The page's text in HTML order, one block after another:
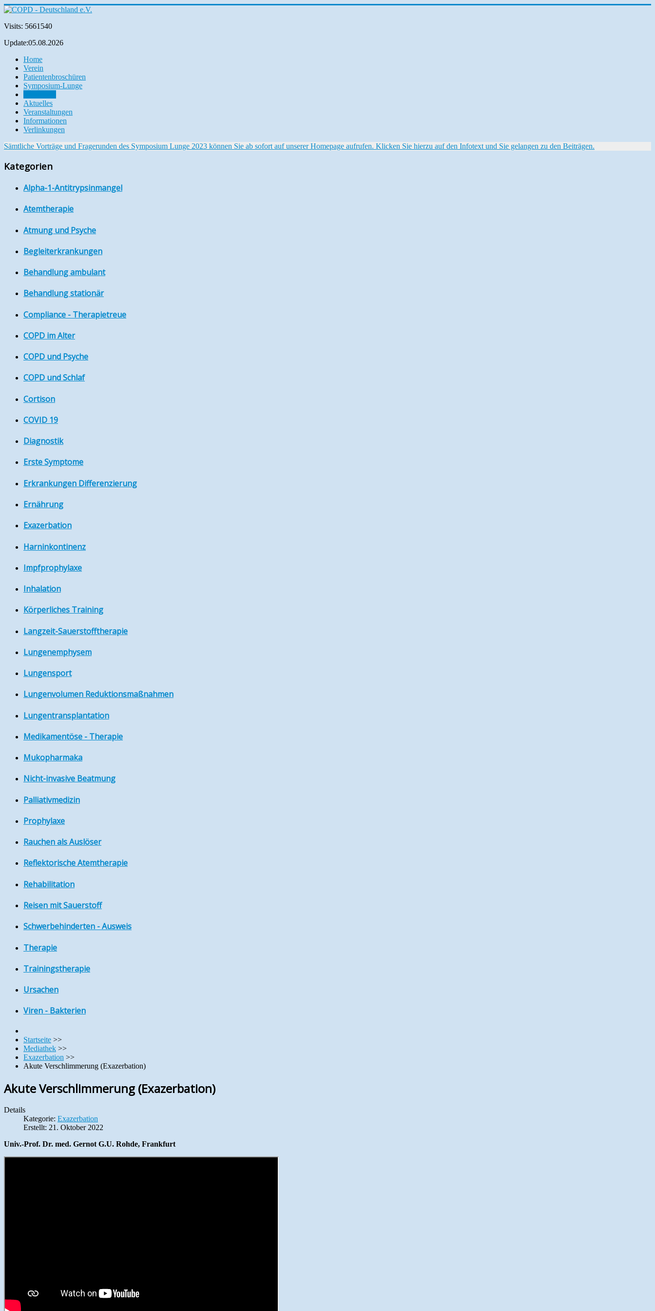
Visits: 5661540
Update:05.08.2026
Home
Verein
Patientenbroschüren
Symposium-Lunge
Aktuelles
Veranstaltungen
Informationen
Verlinkungen
Sämtliche Vorträge und Fragerunden des Symposium Lunge 2023 können Sie ab sofort auf unserer Homepage aufrufen. Klicken Sie hierzu auf den Infotext und Sie gelangen zu den Beiträgen.
Kategorien
Alpha-1-Antitrypsinmangel
Atemtherapie
Atmung und Psyche
Begleiterkrankungen
Behandlung ambulant
Behandlung stationär
Compliance - Therapietreue
COPD im Alter
COPD und Psyche
COPD und Schlaf
Cortison
COVID 19
Diagnostik
Erste Symptome
Erkrankungen Differenzierung
Ernährung
Exazerbation
Harninkontinenz
Impfprophylaxe
Inhalation
Körperliches Training
Langzeit-Sauerstofftherapie
Lungenemphysem
Lungensport
Lungenvolumen Reduktionsmaßnahmen
Lungentransplantation
Medikamentöse - Therapie
Mukopharmaka
Nicht-invasive Beatmung
Palliativmedizin
Prophylaxe
Rauchen als Auslöser
Reflektorische Atemtherapie
Rehabilitation
Reisen mit Sauerstoff
Schwerbehinderten - Ausweis
Therapie
Trainingstherapie
Ursachen
Viren - Bakterien
Startseite >>
Mediathek >>
Exazerbation >>
Akute Verschlimmerung (Exazerbation)
Akute Verschlimmerung (Exazerbation)
Details
Kategorie: Exazerbation
Erstellt: 21. Oktober 2022
Univ.-Prof. Dr. med. Gernot G.U. Rohde, Frankfurt